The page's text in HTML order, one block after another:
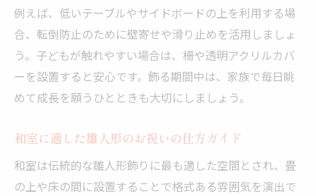
例えば、低いテーブルやサイドボードの上を利用する場
合、転倒防止のために壁寄せや滑り止めを活用しましょ
う。子どもが触れやすい場合は、柵や透明アクリルカバ
ーを設置すると安心です。飾る期間中は、家族で毎日眺
めて成長を願うひとときも大切にしましょう。
和室に適した雛人形のお祝いの仕方ガイド
和室は伝統的な雛人形飾りに最も適した空間とされ、畳
の上や床の間に設置することで格式ある雰囲気を演出で